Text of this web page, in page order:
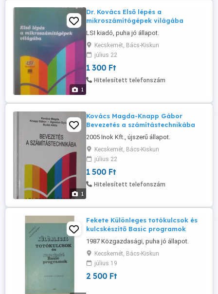
1
Dr. Kovács Első lépés a
mikroszámítógépek világába
LSI kiadó, puha jó állapot.
Kecskemét, Bács-Kiskun
július 22
1 300 Ft
Hitelesített telefonszám
1
Kovács Magda-Knapp Gábor
Bevezetés a számítástechnikába
2005 Inok Kft., újszerű állapot.
Kecskemét, Bács-Kiskun
július 22
1 500 Ft
Hitelesített telefonszám
Fekete Különleges totókulcsok és
kulcskészítő Basic programok
1987 Közgazdasági, puha jó állapot.
Kecskemét, Bács-Kiskun
július 19
2 500 Ft